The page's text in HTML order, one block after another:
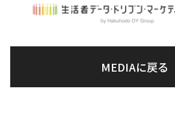
MEDIAに戻る